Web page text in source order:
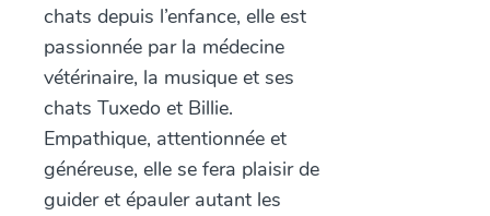
chats depuis l’enfance, elle est
passionnée par la médecine
vétérinaire, la musique et ses
chats Tuxedo et Billie.
Empathique, attentionnée et
généreuse, elle se fera plaisir de
guider et épauler autant les